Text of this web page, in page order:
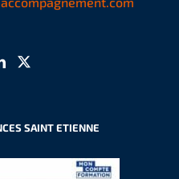
SAINT ETIENNE